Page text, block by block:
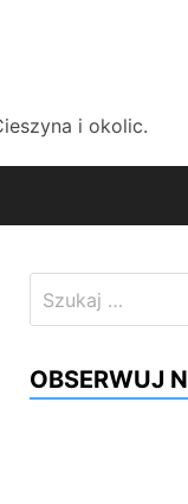
i okolic.
OBSERWUJ